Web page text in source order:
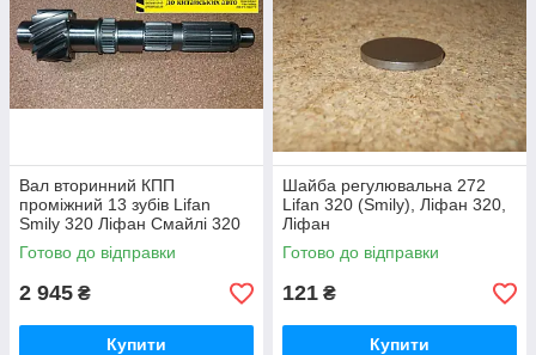
Вал вторинний КПП
проміжний 13 зубів Lifan
Smily 320 Ліфан Смайлі 320
Готово до відправки
2 945 ₴
Купити
Шайба регулювальна 272
Lifan 320 (Smily), Ліфан 320,
Ліфан
Готово до відправки
121 ₴
Купити